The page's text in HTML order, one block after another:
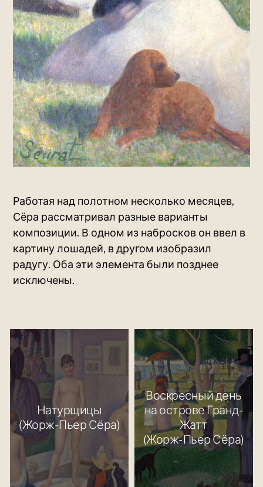
Работая над полотном несколько месяцев,
Сёра рассматривал разные варианты
композиции. В одном из набросков он ввел в
картину лошадей, в другом изобразил
радугу. Оба эти элемента были позднее
исключены.
Натурщицы
(Жорж-Пьер Сёра)
Воскресный день
на острове Гранд-
Жатт
(Жорж-Пьер Сёра)